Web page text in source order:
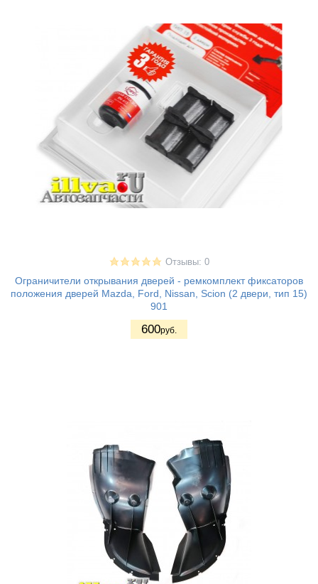
Отзывы: 0
Ограничители открывания дверей - ремкомплект фиксаторов
положения дверей Mazda, Ford, Nissan, Scion (2 двери, тип 15)
901
600руб.